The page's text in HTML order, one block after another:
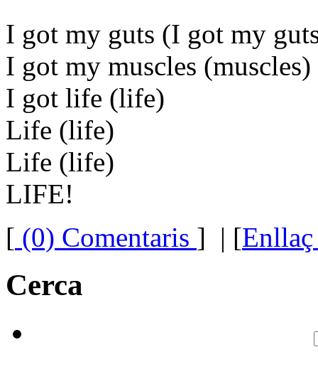
I got my guts (I got my
I got my muscles (muscles)
I got life (life)
Life (life)
Life (life)
LIFE!
[ (0) Comentaris ] | [Enllaç
Cerca